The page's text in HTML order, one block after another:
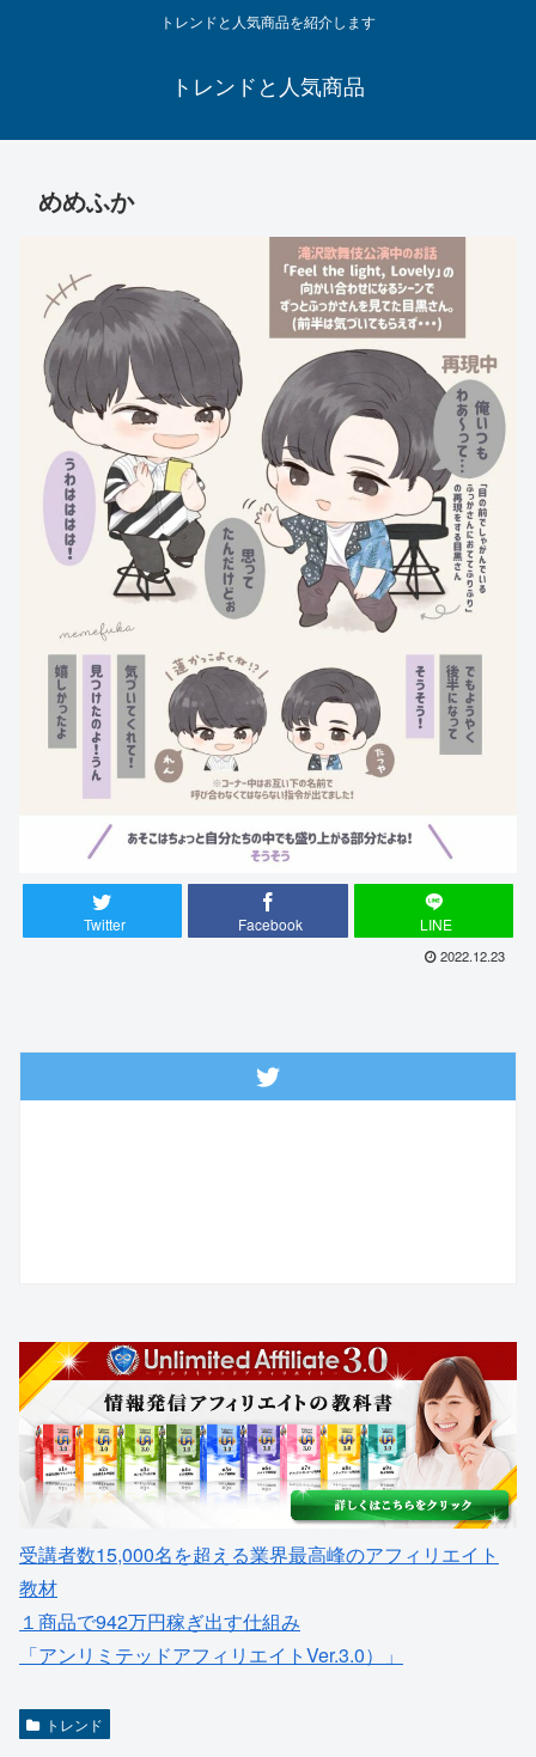
トレンドと人気商品を紹介します
トレンドと人気商品
めめふか
Twitter Facebook LINE
2022.12.23
受講者数15,000名を超える業界最高峰のアフィリエイト
教材
１商品で942万円稼ぎ出す仕組み
「アンリミテッドアフィリエイトVer.3.0）」
トレンド